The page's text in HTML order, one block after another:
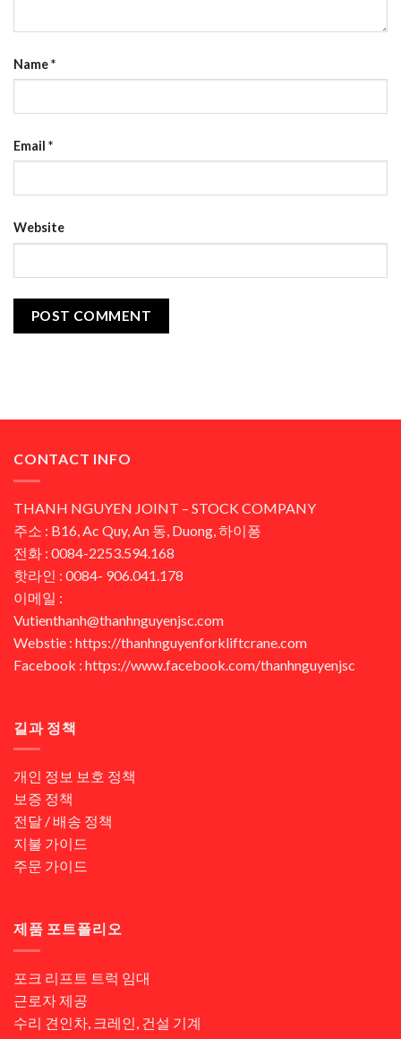
Name*
Email *
Website
CONTACT INFO
THANH NGUYEN JOINT – STOCK COMPANY
주소 : B16, Ac Quy, An 동, Duong, 하이퐁
전화 : 0084-2253.594.168
핫라인 : 0084- 906.041.178
이메일 :
Vutienthanh@thanhnguyenjsc.com
Webstie : https://thanhnguyenforkliftcrane.com
Facebook : https://www.facebook.com/thanhnguyenjsc
길과 정책
개인 정보 보호 정책
보증 정책
전달 / 배송 정책
지불 가이드
주문 가이드
제품 포트폴리오
포크 리프트 트럭 임대
근로자 제공
수리 견인차, 크레인, 건설 기계